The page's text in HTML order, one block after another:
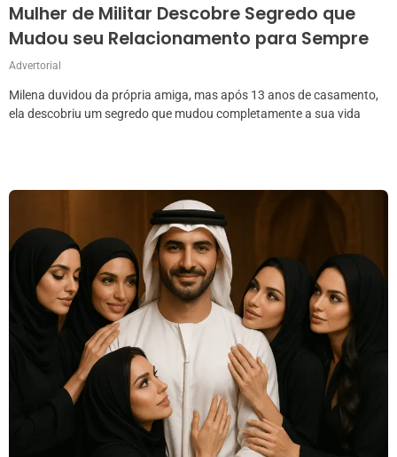
Mulher de Militar Descobre Segredo que
Mudou seu Relacionamento para Sempre
Advertorial
Milena duvidou da própria amiga, mas após 13 anos de casamento,
ela descobriu um segredo que mudou completamente a sua vida